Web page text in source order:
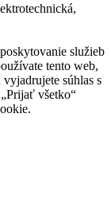
služieb
tento web,
súhlas s
všetko“